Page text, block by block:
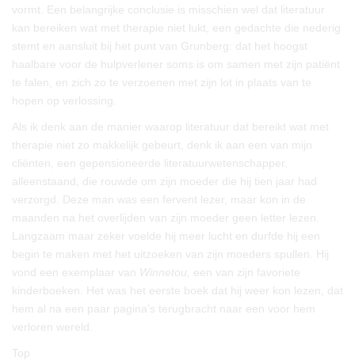
vormt. Een belangrijke conclusie is misschien wel dat literatuur
kan bereiken wat met therapie niet lukt, een gedachte die nederig
stemt en aansluit bij het punt van Grunberg: dat het hoogst
haalbare voor de hulpverlener soms is om samen met zijn patiënt
te falen, en zich zo te verzoenen met zijn lot in plaats van te
hopen op verlossing.
Als ik denk aan de manier waarop literatuur dat bereikt wat met
therapie niet zo makkelijk gebeurt, denk ik aan een van mijn
cliënten, een gepensioneerde literatuurwetenschapper,
alleenstaand, die rouwde om zijn moeder die hij tien jaar had
verzorgd. Deze man was een fervent lezer, maar kon in de
maanden na het overlijden van zijn moeder geen letter lezen.
Langzaam maar zeker voelde hij meer lucht en durfde hij een
begin te maken met het uitzoeken van zijn moeders spullen. Hij
vond een exemplaar van Winnetou, een van zijn favoriete
kinderboeken. Het was het eerste boek dat hij weer kon lezen, dat
hem al na een paar pagina’s terugbracht naar een voor hem
verloren wereld.
Top